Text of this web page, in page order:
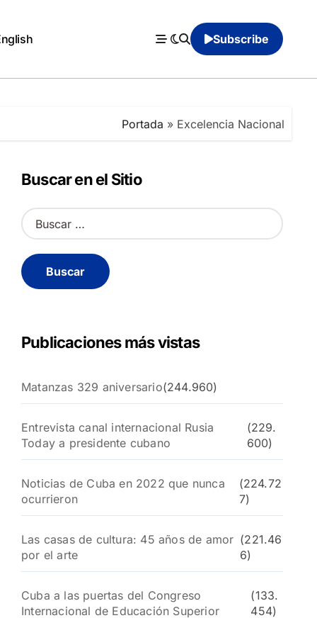
Subscribe
Portada » Excelencia Nacional
Buscar en el Sitio
B
u
c
a
Publicaciones más vistas
Matanzas 329 aniversario(244.960)
Entrevista canal internacional Rusia
Today a presidente cubano
(229.
600)
Noticias de Cuba en 2022 que nunca
ocurrieron
(224.72
7)
Las casas de cultura: 45 años de amor
por el arte
(221.46
6)
Cuba a las puertas del Congreso
Internacional de Educación Superior
(133.
454)